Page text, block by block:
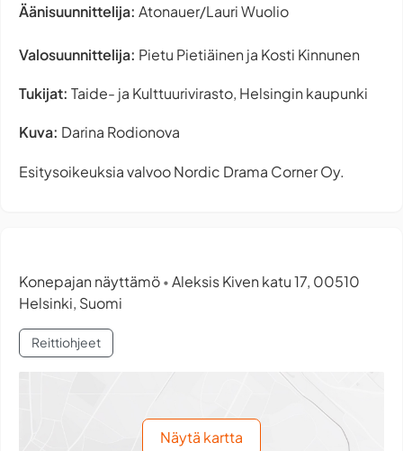
Äänisuunnittelija: Atonauer/Lauri Wuolio
Valosuunnittelija: Pietu Pietiäinen ja Kosti Kinnunen
Tukijat: Taide- ja Kulttuurivirasto, Helsingin kaupunki
Kuva: Darina Rodionova
Esitysoikeuksia valvoo Nordic Drama Corner Oy.
Konepajan näyttämö • Aleksis Kiven katu 17, 00510
Helsinki, Suomi
Reittiohjeet
Näytä kartta